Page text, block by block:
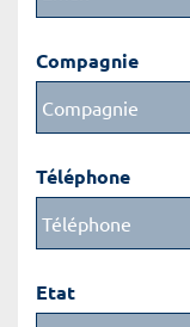
Compagnie
Téléphone
Etat